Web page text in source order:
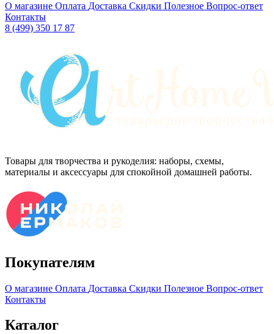
О магазине Оплата Доставка Скидки Полезное Вопрос-ответ
Контакты
8 (499) 350 17 87
Товары для творчества и рукоделия: наборы, схемы,
материалы и аксессуары для спокойной домашней работы.
Покупателям
О магазине Оплата Доставка Скидки Полезное Вопрос-ответ
Контакты
Каталог